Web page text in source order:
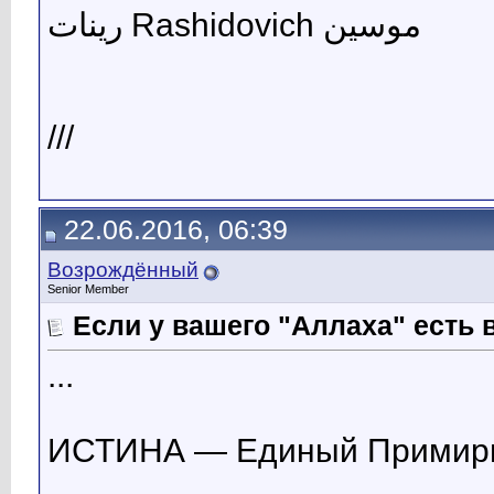
رينات Rashidovich موسين
///
22.06.2016, 06:39
Возрождённый
Senior Member
Если у вашего "Аллаха" есть
...
ИСТИНА — Единый